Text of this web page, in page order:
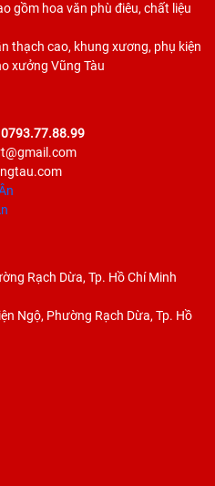
gồm hoa văn phù điêu, chất liệu
thạch cao, khung xương, phụ kiện
xưởng Vũng Tàu
0793.77.88.99
Rạch Dừa, Tp. Hồ Chí Minh
Ngộ, Phường Rạch Dừa, Tp. Hồ